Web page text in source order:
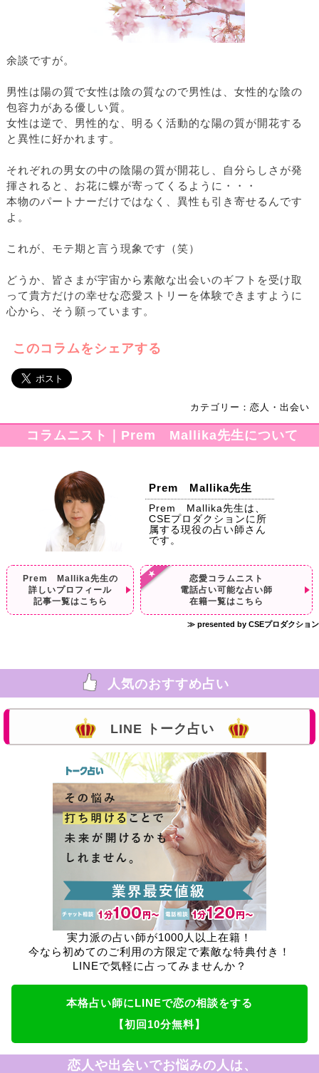
余談ですが。
男性は陽の質で女性は陰の質なので男性は、女性的な陰の
包容力がある優しい質。
女性は逆で、男性的な、明るく活動的な陽の質が開花する
と異性に好かれます。
それぞれの男女の中の陰陽の質が開花し、自分らしさが発
揮されると、お花に蝶が寄ってくるように・・・
本物のパートナーだけではなく、異性も引き寄せるんです
よ。
これが、モテ期と言う現象です（笑）
どうか、皆さまが宇宙から素敵な出会いのギフトを受け取
って貴方だけの幸せな恋愛ストリーを体験できますように
心から、そう願っています。
このコラムをシェアする
カテゴリー：恋人・出会い
コラムニスト｜Prem Mallika先生について
Prem Mallika先生
Prem Mallika先生は、
CSEプロダクションに所
属する現役の占い師さん
です。
Prem Mallika先生の
詳しいプロフィール
記事一覧はこちら
恋愛コラムニスト
電話占い可能な占い師
在籍一覧はこちら
≫ presented by CSEプロダクション
人気のおすすめ占い
LINE トーク占い
実力派の占い師が1000人以上在籍！
今なら初めてのご利用の方限定で素敵な特典付き！
LINEで気軽に占ってみませんか？
本格占い師にLINEで恋の相談をする
【初回10分無料】
恋人や出会いでお悩みの人は、